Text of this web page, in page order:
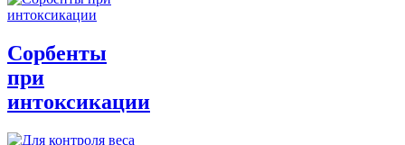
Сорбенты
при
интоксикации